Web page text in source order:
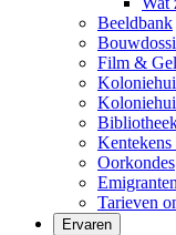
Beeldbank
Film &
Kentekens
Oorkondes
Emigranten
Tarieven
Ervaren